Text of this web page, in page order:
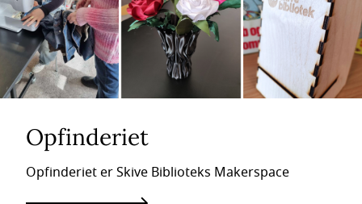
Opfinderiet
Opfinderiet er Skive Biblioteks Makerspace